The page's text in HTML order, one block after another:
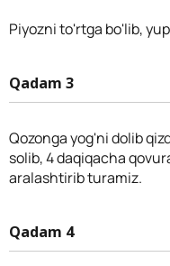
Piyozni to'rtga bo'lib,
Qadam 3
Qozonga yog'ni dolib
solib, 4 daqiqacha
aralashtirib turamiz.
Qadam 4